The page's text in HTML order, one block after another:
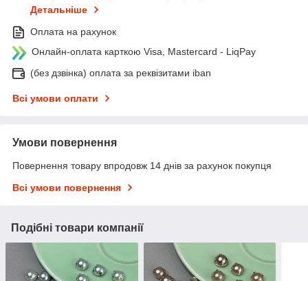
Детальніше
Оплата на рахунок
Онлайн-оплата карткою Visa, Mastercard - LiqPay
(без дзвінка) оплата за реквізитами iban
Всі умови оплати
Умови повернення
Повернення товару впродовж 14 днів за рахунок покупця
Всі умови повернення
Подібні товари компанії